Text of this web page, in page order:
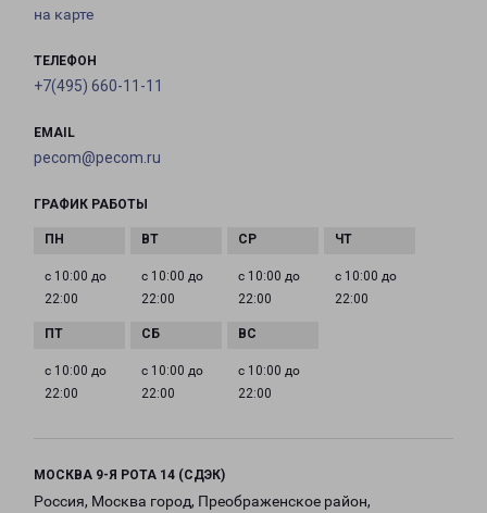
на карте
ТЕЛЕФОН
+7(495) 660-11-11
EMAIL
pecom@pecom.ru
ГРАФИК РАБОТЫ
с 10:00 до
22:00
с 10:00 до
22:00
с 10:00 до
22:00
с 10:00 до
22:00
с 10:00 до
22:00
с 10:00 до
22:00
с 10:00 до
22:00
МОСКВА 9-Я РОТА 14 (СДЭК)
Россия, Москва город, Преображенское район,